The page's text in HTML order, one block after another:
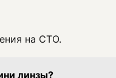
на СТО.
линзы?